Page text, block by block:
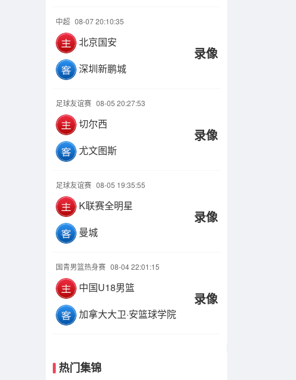
中超 08-07 20:10:35
北京国安
深圳新鹏城
录像
足球友谊赛 08-05 20:27:53
切尔西
尤文图斯
录像
足球友谊赛 08-05 19:35:55
K联赛全明星
曼城
录像
国青男篮热身赛 08-04 22:01:15
中国U18男篮
加拿大大卫·安篮球学院
录像
热门集锦